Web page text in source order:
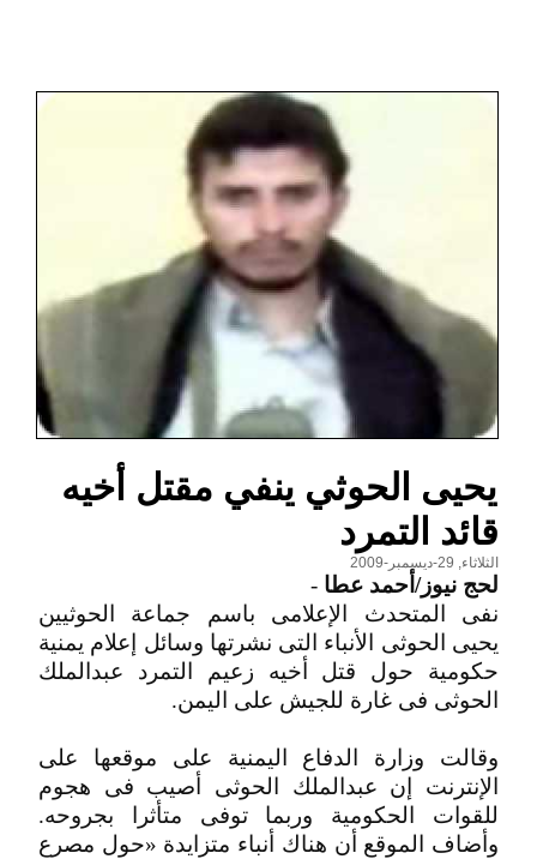
يحيى الحوثي ينفي مقتل أخيه
قائد التمرد
الثلاثاء, 29-ديسمبر-2009
لحج نيوز/أحمد عطا -
نفى المتحدث الإعلامى باسم جماعة الحوثيين
يحيى الحوثى الأنباء التى نشرتها وسائل إعلام يمنية
حكومية حول قتل أخيه زعيم التمرد عبدالملك
الحوثى فى غارة للجيش على اليمن.
وقالت وزارة الدفاع اليمنية على موقعها على
الإنترنت إن عبدالملك الحوثى أصيب فى هجوم
للقوات الحكومية وربما توفى متأثرا بجروحه.
وأضاف الموقع أن هناك أنباء متزايدة «حول مصرع